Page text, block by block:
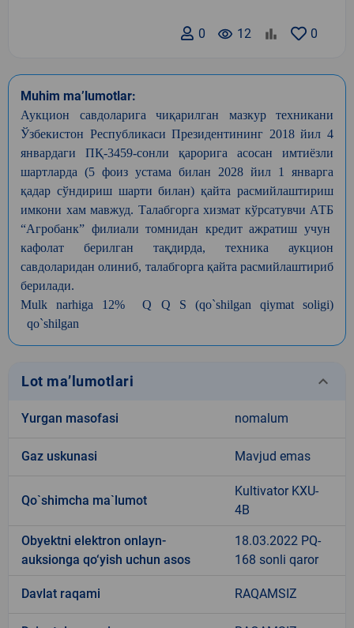
0
remove_red_eye 12
0
Muhim ma’lumotlar:
Аукцион савдоларига чиқарилган мазкур
техникани
Ўзбекистон Республикаси Президентининг 2018йил 4
январдаги
ПҚ-3459-сонли қарорига асосан
имтиёзли
шартларда (5 фоиз устама билан 2028 йил 1 январга
қадар сўндириш шарти билан)қайта расмийлаштириш
имкони хам мавжуд. Талабгорга хизмат кўрсатувчи АТБ
“Агробанк” филиали томнидан кредит ажратиш учун
кафолат
берилган тақдирда, техника
аукцион
савдоларидан олиниб, талабгорга қайта расмийлаштириб
берилади.
Mulk narhiga 12% Q Q S (qo`shilgan qiymat soligi)
qo`shilgan
Lot ma’lumotlari keyboard_arrow_down
Yurgan masofasi nomalum
Gaz uskunasi Mavjud emas
Qo`shimcha ma`lumot
Kultivator KXU-
4B
Obyektni elektron onlayn-
auksionga qo‘yish uchun asos
18.03.2022 PQ-
168 sonli qaror
Davlat raqami RAQAMSIZ